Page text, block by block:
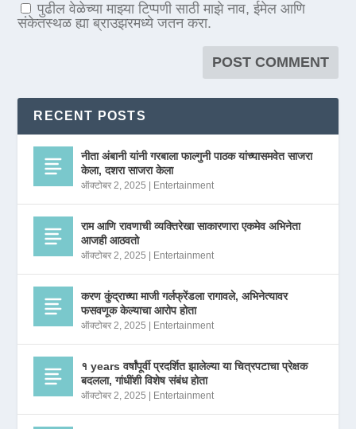
पुढील वेळेच्या माझ्या टिप्पणी साठी माझे नाव, ईमेल आणि
संकेतस्थळ ह्या ब्राउझरमध्ये जतन करा.
RECENT POSTS
नीता अंबानी यांनी गरबाला फाल्गुनी पाठक यांच्यासमवेत साजरा
केला, दशरा साजरा केला
ऑक्टोबर 2, 2025 Entertainment
राम आणि रावणाची व्यक्तिरेखा साकारणारा एकमेव अभिनेता
आजही आठवतो
ऑक्टोबर 2, 2025 Entertainment
करण कुंद्राच्या माजी गर्लफ्रेंडला रागावले, अभिनेत्यावर
फसवणूक केल्याचा आरोप होता
ऑक्टोबर 2, 2025 Entertainment
१ years वर्षांपूर्वी प्रदर्शित झालेल्या या चित्रपटाचा प्रेक्षक
बदलला, गांधींशी विशेष संबंध होता
ऑक्टोबर 2, 2025 Entertainment